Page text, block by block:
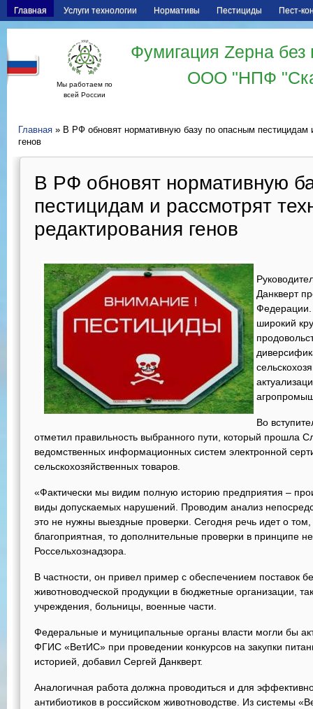
Главная Услуги технологии Нормативы Пестициды Пест-
Мы работаем по
всей России
Фумигация Zерна
ООО "НПФ
Главная » В РФ обновят нормативную базу по опасным пестицидам
генов
В РФ обновят нормативную
пестицидам и рассмотрят
редактирования генов
Данкверт
Федерации.
широкий
Во
отметил правильность выбранного пути, который прошла
ведомственных информационных систем электронной
сельскохозяйственных товаров.
«Фактически мы видим полную историю предприятия –
виды допускаемых нарушений. Проводим анализ
это не нужны выездные проверки. Сегодня речь идет о
благоприятная, то дополнительные проверки в принципе
Россельхознадзора.
В частности, он привел пример с обеспечением поставок
животноводческой продукции в бюджетные организации,
учреждения, больницы, военные части.
Федеральные и муниципальные органы власти могли бы
ФГИС «ВетИС» при проведении конкурсов на закупки
историей, добавил Сергей Данкверт.
Аналогичная работа должна проводиться и для
антибиотиков в российском животноводстве. Из системы